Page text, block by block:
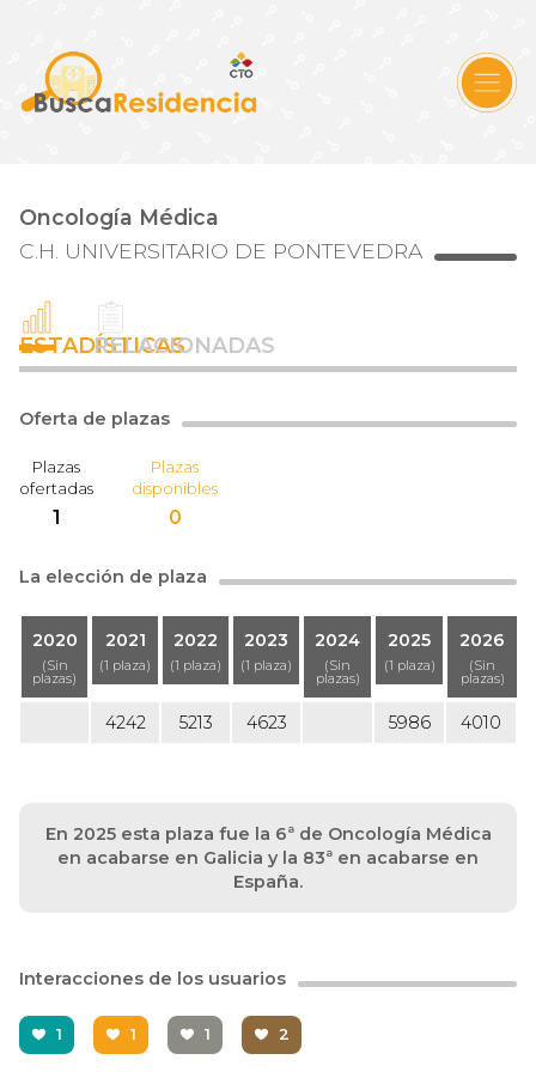
Oncología Médica
C.H. UNIVERSITARIO DE PONTEVEDRA
ESTADÍSTICAS
RELACIONADAS
Oferta de plazas
Plazas
ofertadas
1
Plazas
disponibles
0
La elección de plaza
2020
(Sin
plazas)
2021
(1 plaza)
2022
(1 plaza)
2023
(1 plaza)
2024
(Sin
plazas)
2025
(1 plaza)
2026
(Sin
plazas)
4242 5213 4623 5986 4010
En 2025 esta plaza fue la 6ª de Oncología Médica
en acabarse en Galicia y la 83ª en acabarse en
España.
Interacciones de los usuarios
1 1 1 2